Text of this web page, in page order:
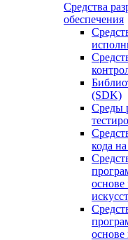
Средства
обеспечения
(SDK)
Среды
кода
основе
основе